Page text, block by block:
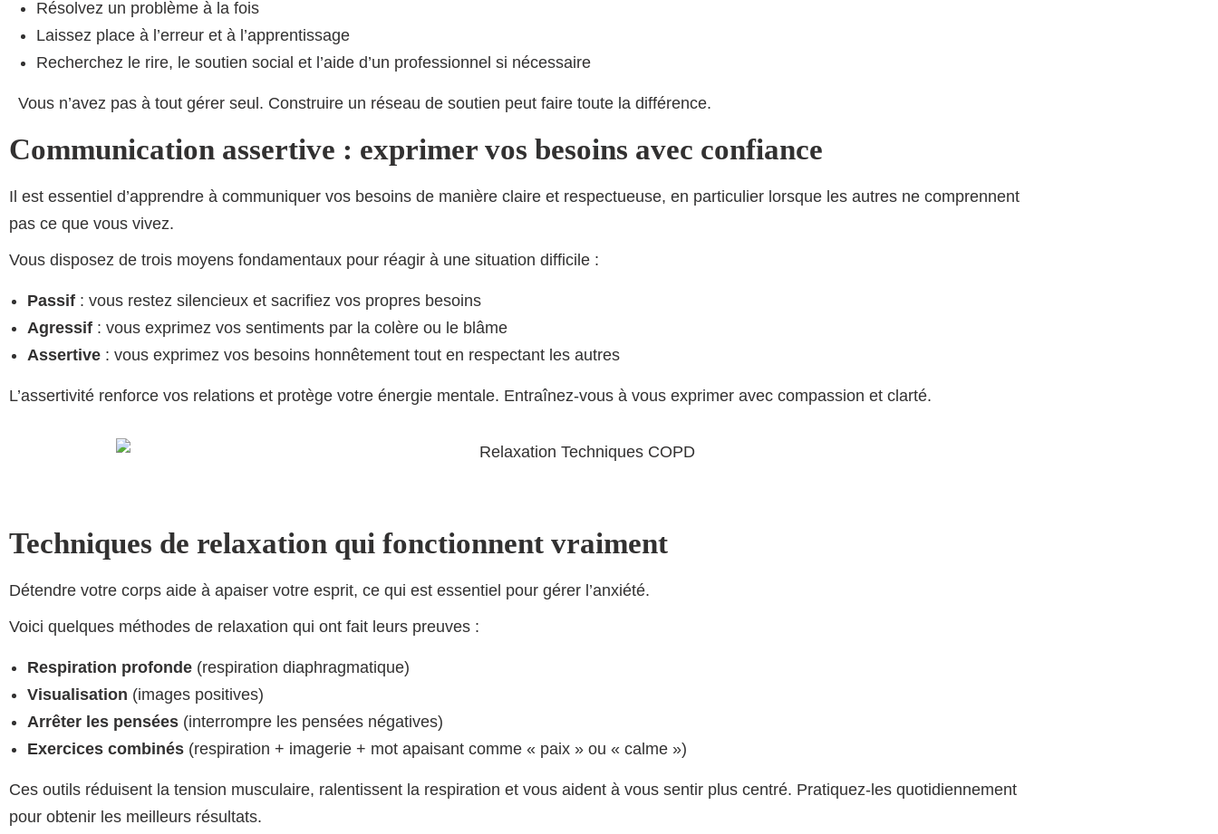
Résolvez un problème à la fois
Laissez place à l’erreur et à l’apprentissage
Recherchez le rire, le soutien social et l’aide d’un professionnel si nécessaire
Vous n’avez pas à tout gérer seul. Construire un réseau de soutien peut faire toute la différence.
Communication assertive : exprimer vos besoins avec confiance
Il est essentiel d’apprendre à communiquer vos besoins de manière claire et respectueuse, en particulier lorsque les autres ne comprennent
pas ce que vous vivez.
Vous disposez de trois moyens fondamentaux pour réagir à une situation difficile :
Passif : vous restez silencieux et sacrifiez vos propres besoins
Agressif : vous exprimez vos sentiments par la colère ou le blâme
Assertive : vous exprimez vos besoins honnêtement tout en respectant les autres
L’assertivité renforce vos relations et protège votre énergie mentale. Entraînez-vous à vous exprimer avec compassion et clarté.
Techniques de relaxation qui fonctionnent vraiment
Détendre votre corps aide à apaiser votre esprit, ce qui est essentiel pour gérer l’anxiété.
Voici quelques méthodes de relaxation qui ont fait leurs preuves :
Respiration profonde (respiration diaphragmatique)
Visualisation (images positives)
Arrêter les pensées (interrompre les pensées négatives)
Exercices combinés (respiration + imagerie + mot apaisant comme « paix » ou « calme »)
Ces outils réduisent la tension musculaire, ralentissent la respiration et vous aident à vous sentir plus centré. Pratiquez-les quotidiennement
pour obtenir les meilleurs résultats.